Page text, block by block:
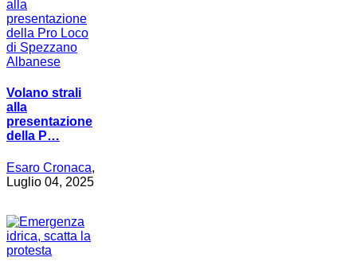
Volano strali
alla
presentazione
della P…
Esaro Cronaca,
Luglio 04, 2025